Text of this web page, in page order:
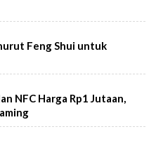
Feng Shui untuk
NFC Harga Rp1 Jutaan,